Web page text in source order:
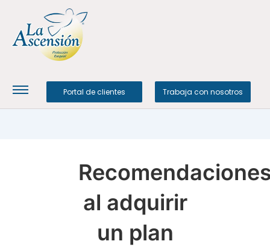
Portal de clientes Trabaja con nosotros
al adquirir
un plan